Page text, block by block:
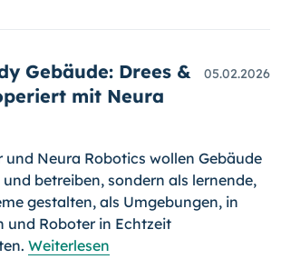
Gebäude: Drees &
mit Neura
05.02.2026
und Neura Robotics wollen Gebäude
betreiben, sondern als lernende,
gestalten, als Umgebungen, in
und Roboter in Echtzeit
Weiterlesen